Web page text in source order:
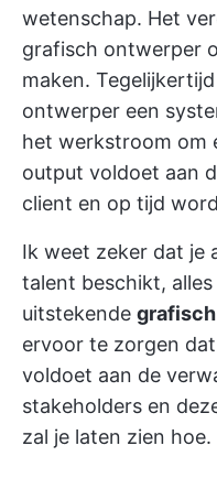
wetenschap. Het
grafisch ontwerper
maken.
ontwerper een
het werkstroom om
output voldoet aan
client en op tijd
Ik weet zeker dat je
talent beschikt,
uitstekende
ervoor te zorgen
voldoet aan de
stakeholders en
zal je laten zien hoe.